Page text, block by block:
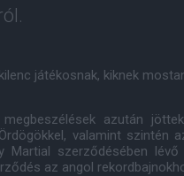
játékosnak, kiknek
azután
valamint szintén
Martial szerződésében
az angol